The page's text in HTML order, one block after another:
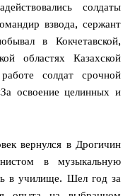
солдаты
взвода, сержант
в Кокчетавской,
областях Казахской
солдат срочной
освоение целинных и
вернулся в Дрогичин
в музыкальную
в училище. Шел год за